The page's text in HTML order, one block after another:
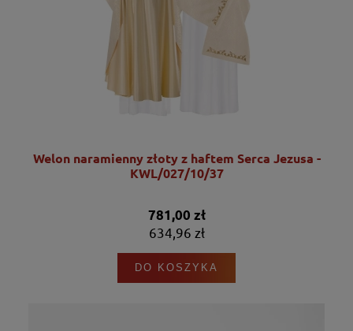
Welon naramienny złoty z haftem Serca Jezusa -
KWL/027/10/37
781,00 zł
634,96 zł
DO KOSZYKA